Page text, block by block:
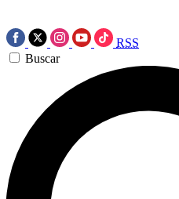
RSS
Buscar